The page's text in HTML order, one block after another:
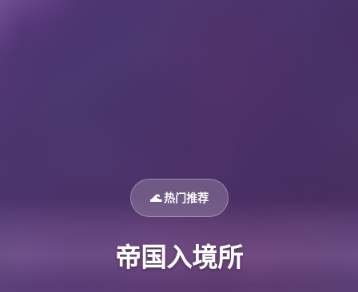
🌊 热门推荐
帝国入境所